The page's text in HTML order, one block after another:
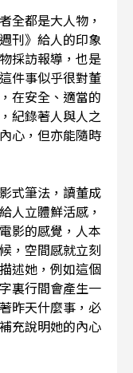
全都是大人物，
刊》給人的印象
採訪報導，也是
件事似乎很對董
在安全、適當的
紀錄著人與人之
心，但亦能隨時
式筆法，讀董成
人立體鮮活感，
影的感覺，人本
，空間感就立刻
述她，例如這個
裏行間會產生一
昨天什麼事，必
充說明她的內心